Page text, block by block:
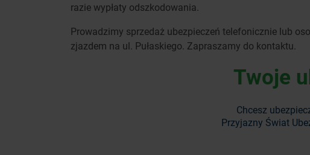
razie wypłaty odszkodowania.
Prowadzimy sprzedaż ubezpieczeń telefonicznie lub
zjazdem na ul. Pułaskiego. Zapraszamy do kontaktu.
Twoje
Chcesz
Przyjazny Świat